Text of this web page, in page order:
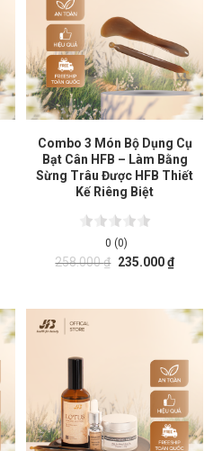
Combo 3 Món Bộ Dụng Cụ
Bạt Cân HFB – Làm Bằng
Sừng Trâu Được HFB Thiết
Kế Riêng Biệt
0 (0)
258.000₫ 235.000₫